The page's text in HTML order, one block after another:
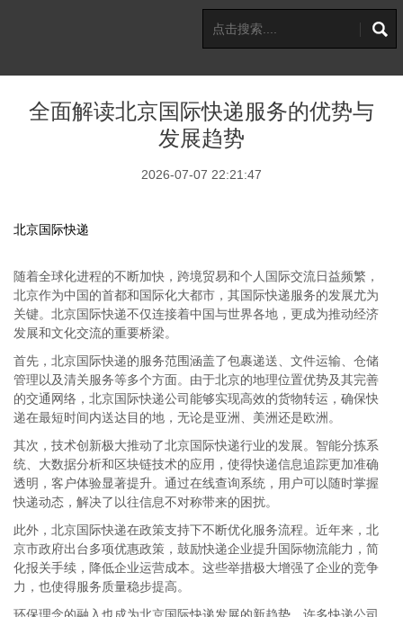
全面解读北京国际快递服务的优势与
发展趋势
2026-07-07 22:21:47
北京国际快递
随着全球化进程的不断加快，跨境贸易和个人国际交流日益频繁，
北京作为中国的首都和国际化大都市，其国际快递服务的发展尤为
关键。北京国际快递不仅连接着中国与世界各地，更成为推动经济
发展和文化交流的重要桥梁。
首先，北京国际快递的服务范围涵盖了包裹递送、文件运输、仓储
管理以及清关服务等多个方面。由于北京的地理位置优势及其完善
的交通网络，北京国际快递公司能够实现高效的货物转运，确保快
递在最短时间内送达目的地，无论是亚洲、美洲还是欧洲。
其次，技术创新极大推动了北京国际快递行业的发展。智能分拣系
统、大数据分析和区块链技术的应用，使得快递信息追踪更加准确
透明，客户体验显著提升。通过在线查询系统，用户可以随时掌握
快递动态，解决了以往信息不对称带来的困扰。
此外，北京国际快递在政策支持下不断优化服务流程。近年来，北
京市政府出台多项优惠政策，鼓励快递企业提升国际物流能力，简
化报关手续，降低企业运营成本。这些举措极大增强了企业的竞争
力，也使得服务质量稳步提高。